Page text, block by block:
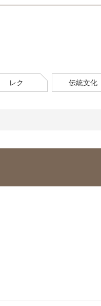
レク 伝統文化